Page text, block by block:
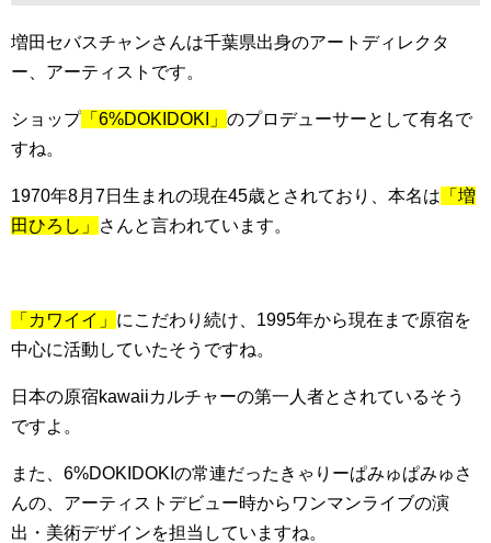
増田セバスチャンさんは千葉県出身のアートディレクタ
ー、アーティストです。
ショップ 「6%DOKIDOKI」 のプロデューサーとして有名で
すね。
1970年8月7日生まれの現在45歳とされており、本名は 「増
田ひろし」
さんと言われています。
「カワイイ」 にこだわり続け、1995年から現在まで原宿を
中心に活動していたそうですね。
日本の原宿kawaiiカルチャーの第一人者とされているそう
ですよ。
また、6%DOKIDOKIの常連だったきゃりーぱみゅぱみゅさ
んの、アーティストデビュー時からワンマンライブの演
出・美術デザインを担当していますね。